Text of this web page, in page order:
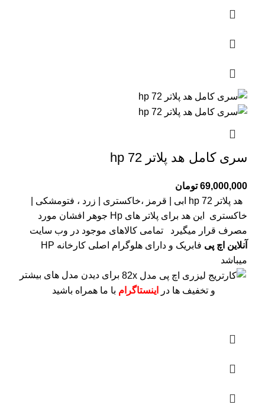
سری کامل هد پلاتر 72 hp
69,000,000 تومان
هد پلاتر 72 hp ابی | قرمز ،خاکستری | زرد ، فتومشکی |
خاکستری این هد برای پلاتر های Hp جوهر افشان مورد
مصرف قرار میگیرد
تمامی کالاهای موجود در وب سایت
آنلاین اچ پی
فابریک و دارای هلوگرام اصلی کارخانه HP
میباشد
برای دیدن مدل های بیشتر
و تخفیف ها در
اینستاگرام با ما همراه باشید